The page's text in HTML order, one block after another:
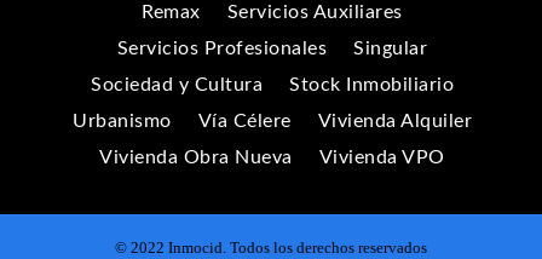
Remax
Servicios Auxiliares
Servicios Profesionales
Singular
Sociedad y Cultura
Stock Inmobiliario
Urbanismo
Vía Célere
Vivienda Alquiler
Vivienda Obra Nueva
Vivienda VPO
© 2022 Inmocid. Todos los derechos reservados